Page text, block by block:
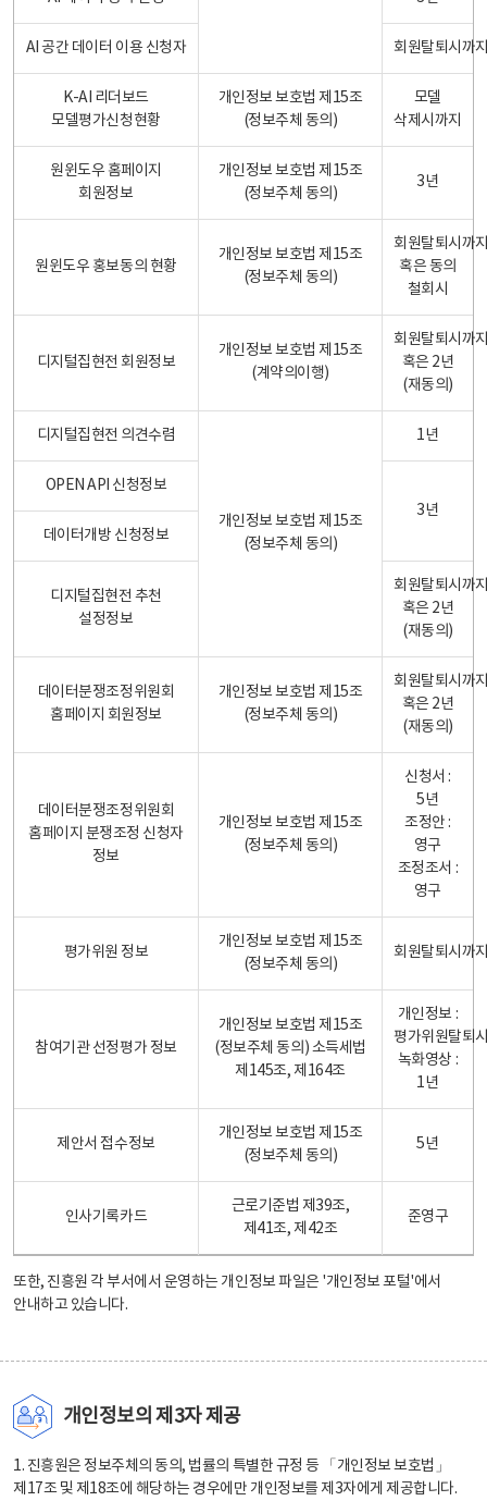
AI 공간 데이터 이용 신청자 회원탈퇴시까
K-AI 리더보드
모델평가신청현황
개인정보 보호법 제15조
(정보주체 동의)
모델
삭제시까지
원윈도우 홈페이지
회원정보
개인정보 보호법 제15조
(정보주체 동의)
3년
원윈도우 홍보동의 현황
개인정보 보호법 제15조
(정보주체 동의)
회원탈퇴시까
혹은 동의
철회시
디지털집현전 회원정보
개인정보 보호법 제15조
(계약의이행)
회원탈퇴시까
혹은 2년
(재동의)
디지털집현전 의견수렴
개인정보 보호법 제15조
(정보주체 동의)
1년
OPEN API 신청정보
3년
데이터개방 신청정보
디지털집현전 추천
설정정보
회원탈퇴시까
혹은 2년
(재동의)
데이터분쟁조정위원회
홈페이지 회원정보
개인정보 보호법 제15조
(정보주체 동의)
회원탈퇴시까
혹은 2년
(재동의)
데이터분쟁조정위원회
홈페이지 분쟁조정 신청자
정보
개인정보 보호법 제15조
(정보주체 동의)
신청서 :
5년
조정안 :
영구
조정조서 :
영구
평가위원 정보
개인정보 보호법 제15조
(정보주체 동의)
회원탈퇴시까
참여기관 선정평가 정보
개인정보 보호법 제15조
(정보주체 동의) 소득세법
제145조, 제164조
개인정보 :
평가위원탈퇴
녹화영상 :
1년
제안서 접수정보
개인정보 보호법 제15조
(정보주체 동의)
5년
인사기록카드
근로기준법 제39조,
제41조, 제42조
준영구
또한, 진흥원 각 부서에서 운영하는 개인정보 파일은 '개인정보 포털'에서
안내하고 있습니다.
개인정보의 제3자 제공
1. 진흥원은 정보주체의 동의, 법률의 특별한 규정 등 「개인정보 보호법」
제17조 및 제18조에 해당하는 경우에만 개인정보를 제3자에게 제공합니다.